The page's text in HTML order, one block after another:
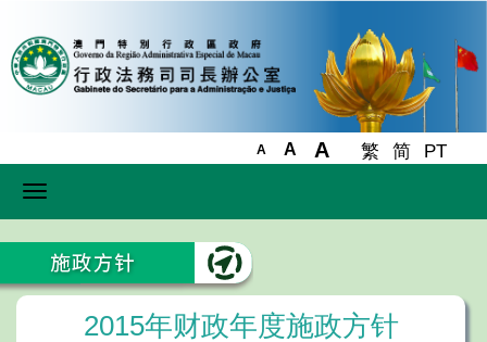
A A A 繁 简 PT
Toggle
2015年财政年度施政方针